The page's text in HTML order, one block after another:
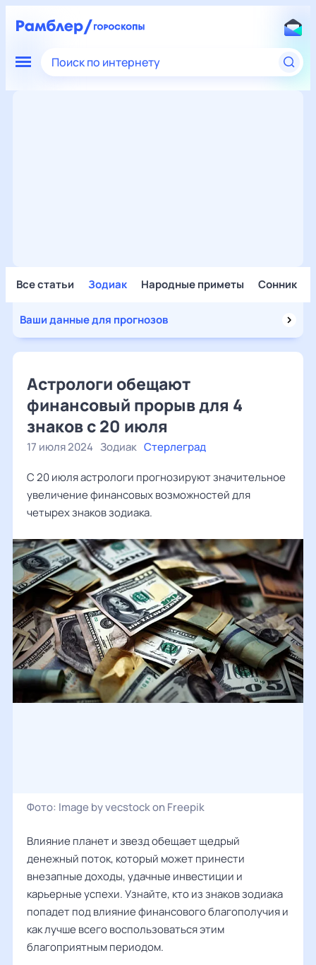
Поиск по интернету
Все статьи Зодиак Народные приметы Сонник
Ваши данные для прогнозов
Астрологи обещают
финансовый прорыв для 4
знаков с 20 июля
17 июля 2024 Зодиак Стерлеград
С 20 июля астрологи прогнозируют значительное
увеличение финансовых возможностей для
четырех знаков зодиака.
Фото: Image by vecstock on Freepik
Влияние планет и звезд обещает щедрый
денежный поток, который может принести
внезапные доходы, удачные инвестиции и
карьерные успехи. Узнайте, кто из знаков зодиака
попадет под влияние финансового благополучия и
как лучше всего воспользоваться этим
благоприятным периодом.